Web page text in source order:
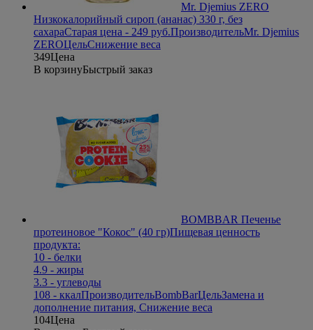
Mr. Djemius ZERO
Низкокалорийный сироп (ананас) 330 г, без
сахараСтарая цена - 249 руб.ПроизводительMr. Djemius
ZEROЦельСнижение веса
349Цена
В корзинуБыстрый заказ
BOMBBAR Печенье
протеиновое "Кокос" (40 гр)Пищевая ценность
продукта:
10 - белки
4.9 - жиры
3.3 - углеводы
108 - ккалПроизводительBombBarЦельЗамена и
дополнение питания, Снижение веса
104Цена